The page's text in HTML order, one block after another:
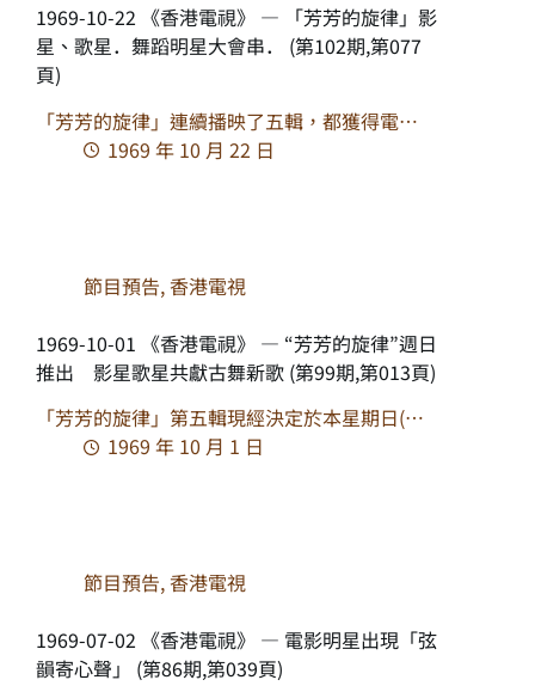
1969-10-22 《香港電視》 — 「芳芳的旋律」影
星、歌星．舞蹈明星大會串． (第102期,第077
頁)
「芳芳的旋律」連續播映了五輯，都獲得電…
1969 年 10 月 22 日
節目預告,香港電視
1969-10-01 《香港電視》 — “芳芳的旋律”週日
推出 影星歌星共獻古舞新歌 (第99期,第013頁)
「芳芳的旋律」第五輯現經決定於本星期日(…
1969 年 10 月 1 日
節目預告,香港電視
1969-07-02 《香港電視》 — 電影明星出現「弦
韻寄心聲」 (第86期,第039頁)